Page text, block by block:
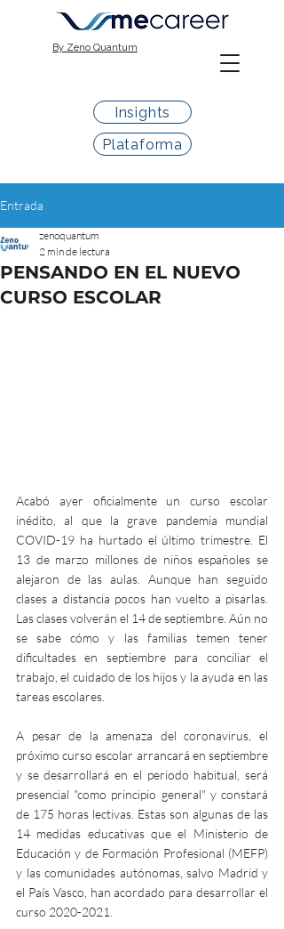
By Zeno Quantum
Insights
Plataforma
Entrada
PENSANDO EN EL NUEVO
CURSO ESCOLAR
zenoquantum
2 min de lectura
Acabó ayer oficialmente un curso escolar
inédito, al que la grave pandemia mundial
COVID-19 ha hurtado el último trimestre. El
13 de marzo millones de niños españoles se
alejaron de las aulas. Aunque han seguido
clases a distancia pocos han vuelto a pisarlas.
Las clases volverán el 14 de septiembre. Aún no
se sabe cómo y las familias temen tener
dificultades en septiembre para conciliar el
trabajo, el cuidado de los hijos y la ayuda en las
tareas escolares.
A pesar de la amenaza del coronavirus, el
próximo curso escolar arrancará en septiembre
y se desarrollará en el periodo habitual, será
presencial "como principio general" y constará
de 175 horas lectivas. Estas son algunas de las
14 medidas educativas que el Ministerio de
Educación y de Formación Profesional (MEFP)
y las comunidades autónomas, salvo Madrid y
el País Vasco, han acordado para desarrollar el
curso 2020-2021.